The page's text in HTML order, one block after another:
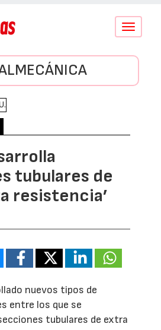
Conmutar
tubulares de
resistencia’
nuevos tipos de
entre los que se
tubulares de extra